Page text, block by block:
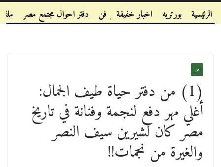
.
الرئيسية بورتريه اخبار خفيفة فن دفتر احوال مجتمع مصر
فن
(1) من دفتر حياة طيف الجمال:
أغلي مهر دفع لنجمة وفنانة في تاريخ
مصر كان لشيرين سيف النصر
والغيرة من نجمات!!